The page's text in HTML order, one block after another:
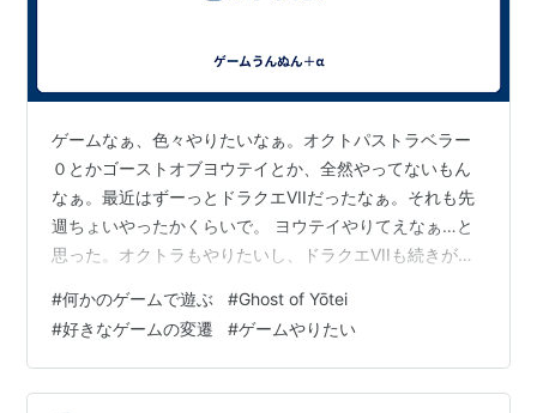
ゲームなぁ、色々やりたいなぁ。オクトパストラベラー
０とかゴーストオブヨウテイとか、全然やってないもん
なぁ。最近はずーっとドラクエVIIだったなぁ。それも先
週ちょいやったかくらいで。 ヨウテイやりてえなぁ…と
思った。オクトラもやりたいし、ドラクエVIIも続きがや
ね。時間はあると思う。やる気が持続するかな…オクト
ラとかドラクエとか、まぁペルソナもメタファーもそう
だけど、JRPGばっかりやってんな。別にいいんだが、昔
は格ゲーばっかりやってたからなー。ここ10年くらいで
#何かのゲームで遊ぶ #Ghost of Yōtei
#好きなゲームの変遷 #ゲームやりたい